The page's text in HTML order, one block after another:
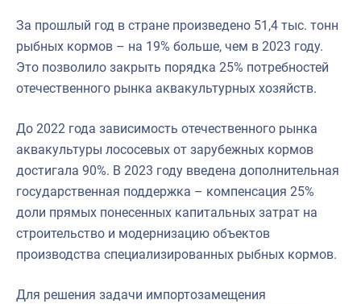
За прошлый год в стране произведено 51,4 тыс. тонн
рыбных кормов – на 19% больше, чем в 2023 году.
Это позволило закрыть порядка 25% потребностей
отечественного рынка аквакультурных хозяйств.
До 2022 года зависимость отечественного рынка
аквакультуры лососевых от зарубежных кормов
достигала 90%. В 2023 году введена дополнительная
государственная поддержка – компенсация 25%
доли прямых понесенных капитальных затрат на
строительство и модернизацию объектов
производства специализированных рыбных кормов.
Для решения задачи импортозамещения